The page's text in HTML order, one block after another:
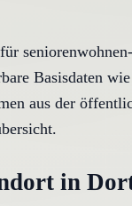
Basisdaten
aus der
in